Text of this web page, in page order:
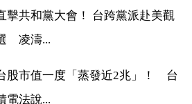
擊共和黨大會！ 台跨黨派赴美觀
凌濤...
股市值一度「蒸發近2兆」！ 台
電法說...